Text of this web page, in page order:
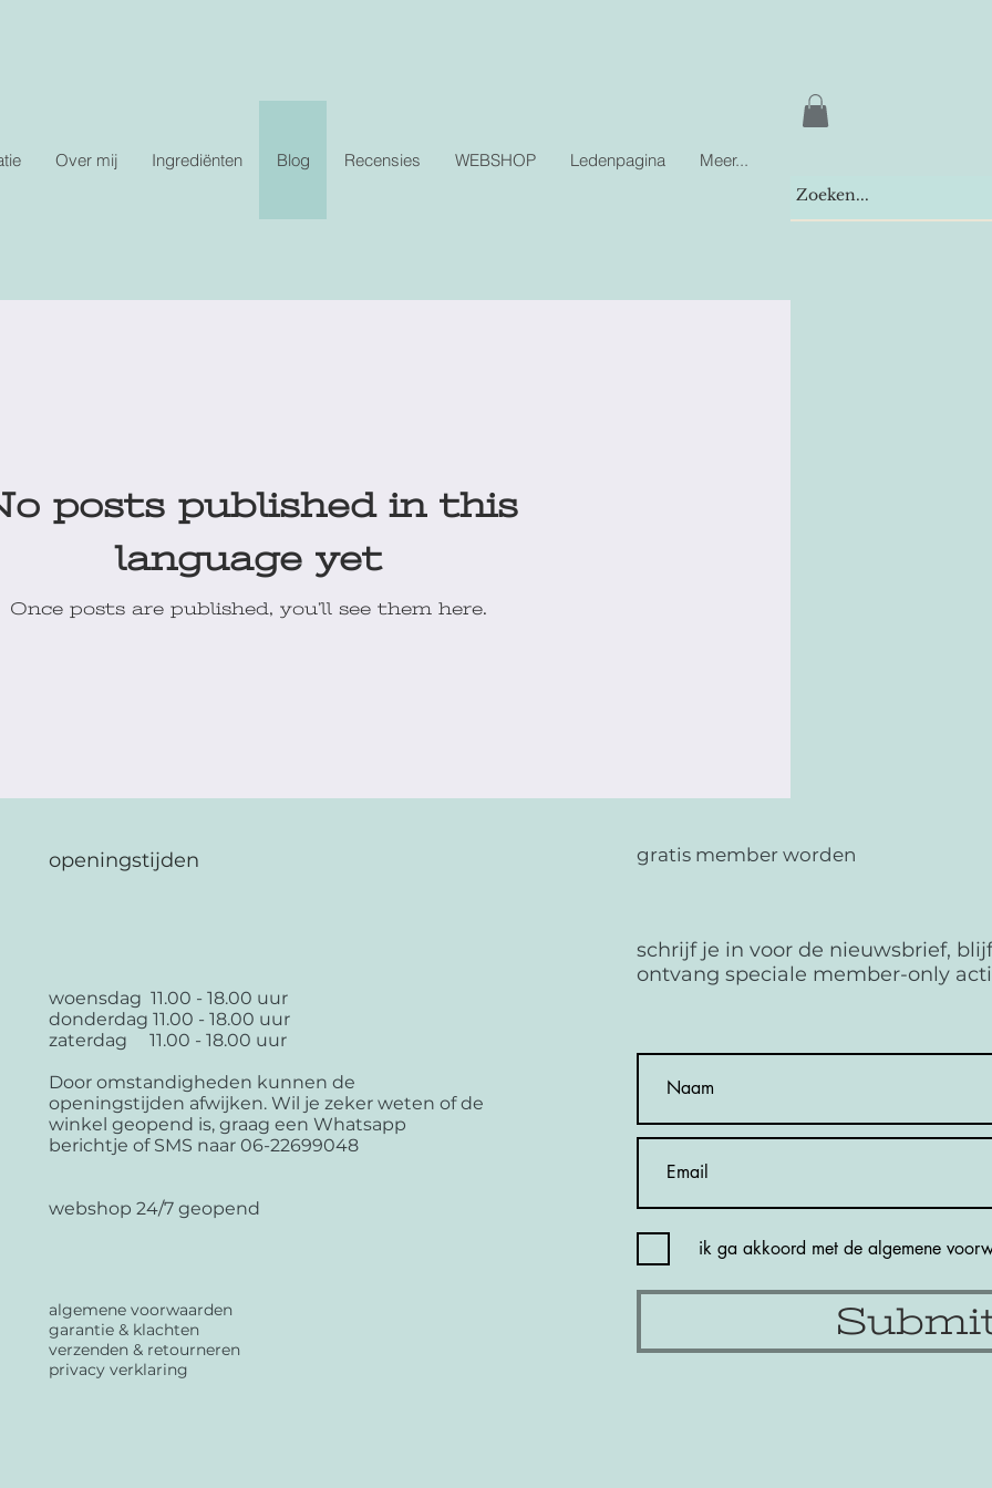
Over mij Ingrediënten Blog Recensies WEBSHOP Ledenpagina Meer...
posts published in this
language yet
Once posts are published, you’ll see them here.
openingstijden
woensdag 11.00 - 18.00 uur
donderdag 11.00 - 18.00 uur
zaterdag 11.00 - 18.00 uur
Door omstandigheden kunnen de
openingstijden afwijken. Wil je zeker weten of de
winkel geopend is, graag een Whatsapp
berichtje of SMS naar 06-22699048
webshop 24/7 geopend
algemene voorwaarden
garantie & klachten
verzenden & retourneren
privacy verklaring
gratis member worden
schrijf je in voor de nieuwsbrief,
ontvang speciale member-only
ik ga akkoord met de algemene